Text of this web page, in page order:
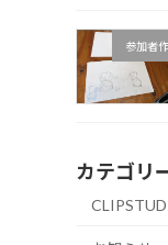
参加者
カテゴリ